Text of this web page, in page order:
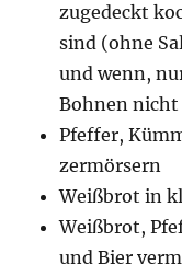
zugedeckt
sind (ohne
und wenn,
Bohnen
Pfeffer,
zermörsern
Weißbrot in
Weißbrot,
und Bier